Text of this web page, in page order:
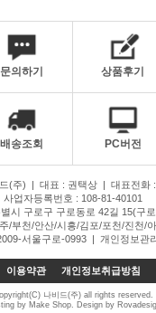
문의하기 상품후기
배송조회 PC버전
(주) | 대표 : 권택상 | 대표전화
사업자등록번호 : 108-81-40101
시 구로구 구로동로 42길 15(구
/부천/안산/시흥/김포/포천/진천/
서울구로-0993 | 개인정보관
이용약관 개인정보취급방침
나비드(주) all rights reserved.
by Make Shop. Design by